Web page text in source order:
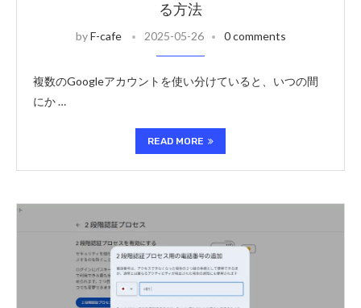
る方法
byF-cafe 2025-05-26 0 comments
複数のGoogleアカウントを使い分けていると、いつの間
にか …
READ MORE